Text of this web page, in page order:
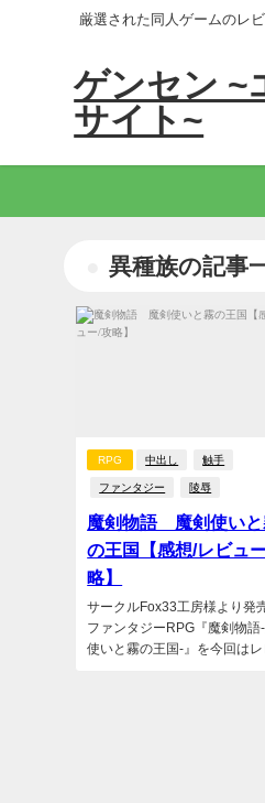
厳選された同人ゲームのレ
ゲンセン ~
サイト~
異種族の記事
RPG 中出し 触手
ファンタジー 陵辱
魔剣物語 魔剣使いと
の王国【感想/レビュ
略】
サークルFox33工房様より発
ファンタジーRPG『魔剣物語-
使いと霧の王国-』を今回はレ